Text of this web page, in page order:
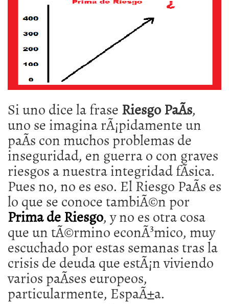
Si uno dice la fraseRiesgo PaÃ­s,
uno se imagina rÃ¡pidamente un
paÃ­s con muchos problemas de
inseguridad, en guerra o con graves
riesgos a nuestra integridad fÃ­sica.
Pues no, no es eso. El Riesgo PaÃ­s es
lo que se conoce tambiÃ©n por
Prima de Riesgo, y no es otra cosa
que un tÃ©rmino econÃ³mico, muy
escuchado por estas semanas tras la
crisis de deuda que estÃ¡n viviendo
varios paÃ­ses europeos,
particularmente, EspaÃ±a.